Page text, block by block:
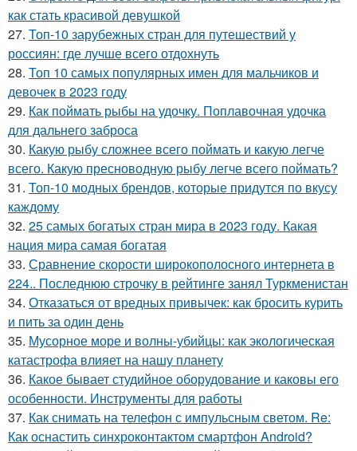
как стать красивой девушкой
27. Топ-10 зарубежных стран для путешествий у
россиян: где лучше всего отдохнуть
28. Топ 10 самых популярных имен для мальчиков и
девочек в 2023 году
29. Как поймать рыбы на удочку. Поплавочная удочка
для дальнего заброса
30. Какую рыбу сложнее всего поймать и какую легче
всего. Какую пресноводную рыбу легче всего поймать?
31. Топ-10 модных брендов, которые придутся по вкусу
каждому
32. 25 самых богатых стран мира в 2023 году. Какая
нация мира самая богатая
33. Сравнение скорости широкополосного интернета в
224.. Последнюю строчку в рейтинге занял Туркменистан
34. Отказаться от вредных привычек: как бросить курить
и пить за один день
35. Мусорное море и волны-убийцы: как экологическая
катастрофа влияет на нашу планету
36. Какое бывает студийное оборудование и каковы его
особенности. Инструменты для работы
37. Как снимать на телефон с импульсным светом. Re:
Как оснастить синхроконтактом смартфон Android?